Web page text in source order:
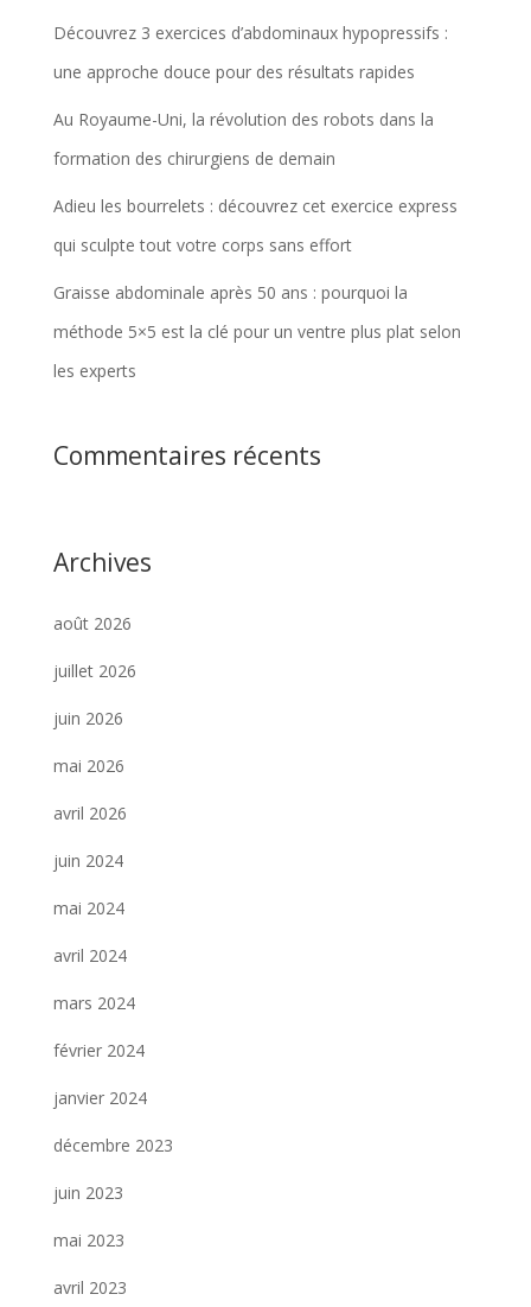
Découvrez 3 exercices d’abdominaux hypopressifs :
une approche douce pour des résultats rapides
Au Royaume-Uni, la révolution des robots dans la
formation des chirurgiens de demain
Adieu les bourrelets : découvrez cet exercice express
qui sculpte tout votre corps sans effort
Graisse abdominale après 50 ans : pourquoi la
méthode 5×5 est la clé pour un ventre plus plat selon
les experts
Commentaires récents
Archives
août 2026
juillet 2026
juin 2026
mai 2026
avril 2026
juin 2024
mai 2024
avril 2024
mars 2024
février 2024
janvier 2024
décembre 2023
juin 2023
mai 2023
avril 2023